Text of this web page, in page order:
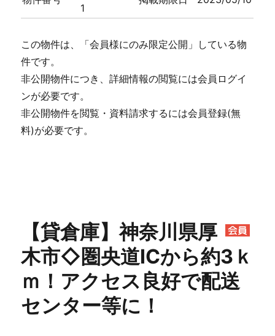
1
この物件は、「会員様にのみ限定公開」している物
件です。
非公開物件につき、詳細情報の閲覧には会員ログイ
ンが必要です。
非公開物件を閲覧・資料請求するには会員登録(無
料)が必要です。
【貸倉庫】神奈川県厚
木市◇圏央道ICから約3ｋ
ｍ！アクセス良好で配送
センター等に！